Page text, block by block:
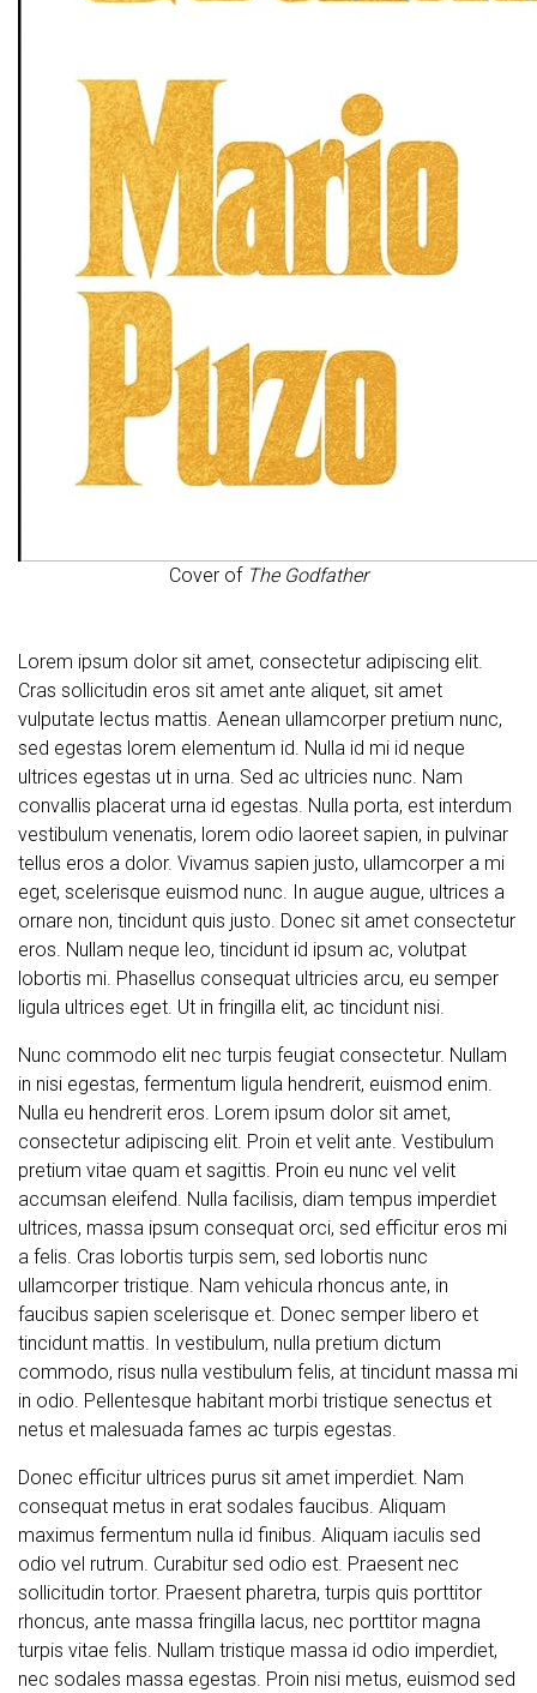
Cover of The Godfather
Lorem ipsum dolor sit amet, consectetur adipiscing elit.
Cras sollicitudin eros sit amet ante aliquet, sit amet
vulputate lectus mattis. Aenean ullamcorper pretium nunc,
sed egestas lorem elementum id. Nulla id mi id neque
ultrices egestas ut in urna. Sed ac ultricies nunc. Nam
convallis placerat urna id egestas. Nulla porta, est interdum
vestibulum venenatis, lorem odio laoreet sapien, in pulvinar
tellus eros a dolor. Vivamus sapien justo, ullamcorper a mi
eget, scelerisque euismod nunc. In augue augue, ultrices a
ornare non, tincidunt quis justo. Donec sit amet consectetur
eros. Nullam neque leo, tincidunt id ipsum ac, volutpat
lobortis mi. Phasellus consequat ultricies arcu, eu semper
ligula ultrices eget. Ut in fringilla elit, ac tincidunt nisi.
Nunc commodo elit nec turpis feugiat consectetur. Nullam
in nisi egestas, fermentum ligula hendrerit, euismod enim.
Nulla eu hendrerit eros. Lorem ipsum dolor sit amet,
consectetur adipiscing elit. Proin et velit ante. Vestibulum
pretium vitae quam et sagittis. Proin eu nunc vel velit
accumsan eleifend. Nulla facilisis, diam tempus imperdiet
ultrices, massa ipsum consequat orci, sed efficitur eros mi
a felis. Cras lobortis turpis sem, sed lobortis nunc
ullamcorper tristique. Nam vehicula rhoncus ante, in
faucibus sapien scelerisque et. Donec semper libero et
tincidunt mattis. In vestibulum, nulla pretium dictum
commodo, risus nulla vestibulum felis, at tincidunt massa mi
in odio. Pellentesque habitant morbi tristique senectus et
netus et malesuada fames ac turpis egestas.
Donec efficitur ultrices purus sit amet imperdiet. Nam
consequat metus in erat sodales faucibus. Aliquam
maximus fermentum nulla id finibus. Aliquam iaculis sed
odio vel rutrum. Curabitur sed odio est. Praesent nec
sollicitudin tortor. Praesent pharetra, turpis quis porttitor
rhoncus, ante massa fringilla lacus, nec porttitor magna
turpis vitae felis. Nullam tristique massa id odio imperdiet,
nec sodales massa egestas. Proin nisi metus, euismod sed